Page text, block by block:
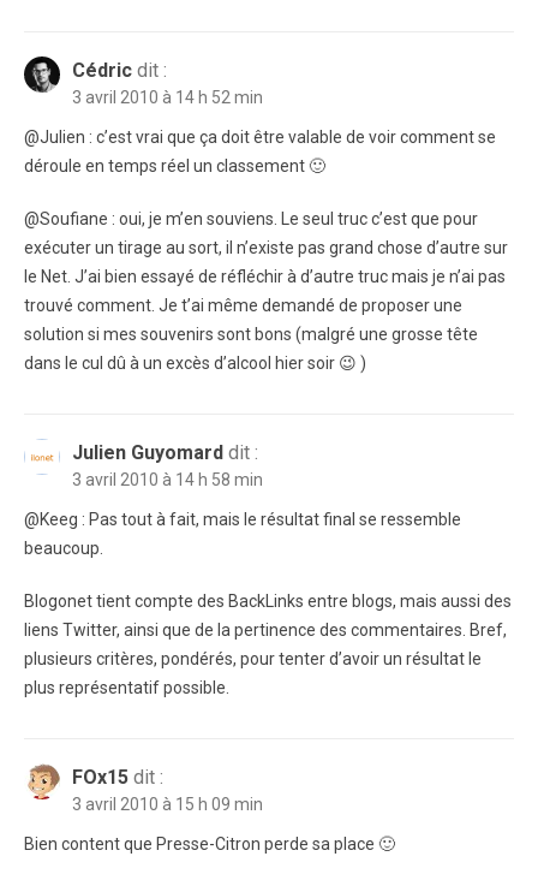
Cédric dit :
3 avril 2010 à 14 h 52 min
@Julien : c’est vrai que ça doit être valable de voir comment se
déroule en temps réel un classement 🙂
@Soufiane : oui, je m’en souviens. Le seul truc c’est que pour
exécuter un tirage au sort, il n’existe pas grand chose d’autre sur
le Net. J’ai bien essayé de réfléchir à d’autre truc mais je n’ai pas
trouvé comment. Je t’ai même demandé de proposer une
solution si mes souvenirs sont bons (malgré une grosse tête
dans le cul dû à un excès d’alcool hier soir 😉 )
Julien Guyomard dit :
3 avril 2010 à 14 h 58 min
@Keeg : Pas tout à fait, mais le résultat final se ressemble
beaucoup.
Blogonet tient compte des BackLinks entre blogs, mais aussi des
liens Twitter, ainsi que de la pertinence des commentaires. Bref,
plusieurs critères, pondérés, pour tenter d’avoir un résultat le
plus représentatif possible.
FOx15 dit :
3 avril 2010 à 15 h 09 min
Bien content que Presse-Citron perde sa place 🙂